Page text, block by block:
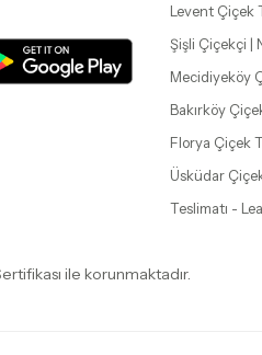
Levent Çiçek
Şişli Çiçekçi |
Mecidiyeköy
Bakırköy
Florya Çiçek
Üsküdar
Teslimatı -
ile korunmaktadır.